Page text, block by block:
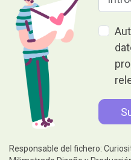
Responsable del fichero: